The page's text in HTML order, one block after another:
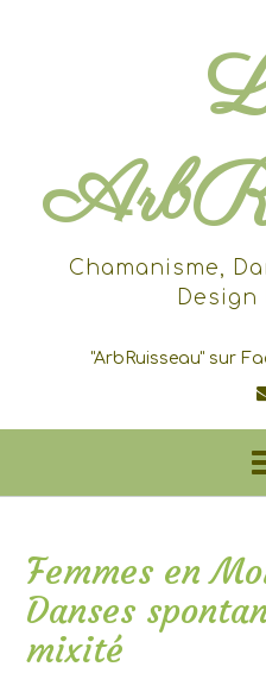
Chamanisme,
Design
"ArbRuisseau" sur
Femmes en
Danses
mixité